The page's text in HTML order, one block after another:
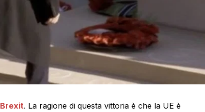
Brexit. La ragione di questa vittoria è che la UE è